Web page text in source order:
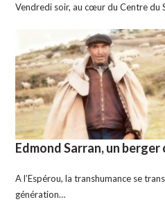
Vendredi soir, au cœur du Centre du
Edmond Sarran, un
A l’Espérou, la transhumance se
génération…